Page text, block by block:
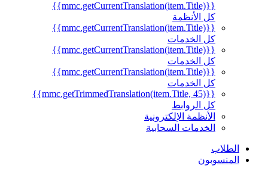
{{mmc.getCurrentTranslation(item.Title)}}
كل الأنظمة
{{mmc.getCurrentTranslation(item.Title)}}
كل الخدمات
{{mmc.getCurrentTranslation(item.Title)}}
كل الخدمات
{{mmc.getCurrentTranslation(item.Title)}}
كل الخدمات
{{mmc.getTrimmedTranslation(item.Title, 45)}}
كل الروابط
الأنظمة الإلكترونية
الخدمات السحابية
الطلاب
المنسوبون